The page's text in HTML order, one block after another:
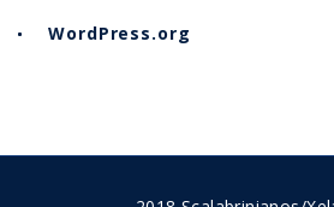
WordPress.org